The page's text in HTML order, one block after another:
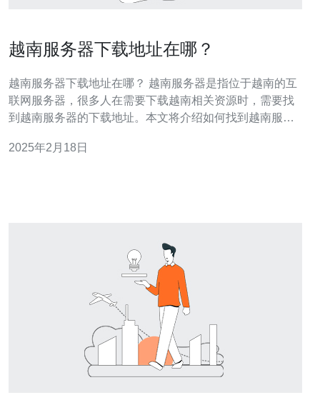
越南服务器下载地址在哪？
越南服务器下载地址在哪？ 越南服务器是指位于越南的互
联网服务器，很多人在需要下载越南相关资源时，需要找
到越南服务器的下载地址。本文将介绍如何找到越南服务
来查找越南服务器的下载地址。在搜索引擎的搜索框中输
2025年2月18日